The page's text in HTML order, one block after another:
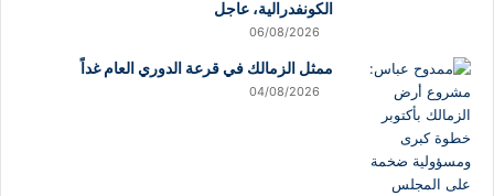
الكونفدرالية، عاجل
06/08/2026
ممثل الزمالك في قرعة الدوري العام غداً
04/08/2026